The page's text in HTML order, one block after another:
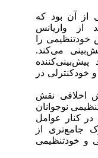
از آن بود که
15درصد از واریانس
خودتنظیمی را
می‌کند.
خودکنترلی در
اخلاقی نقش
نوجوانان
کنار عوامل
از
و خودتنظیمی